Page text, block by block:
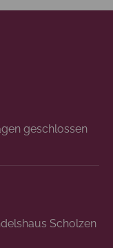
geschlossen
Scholzen